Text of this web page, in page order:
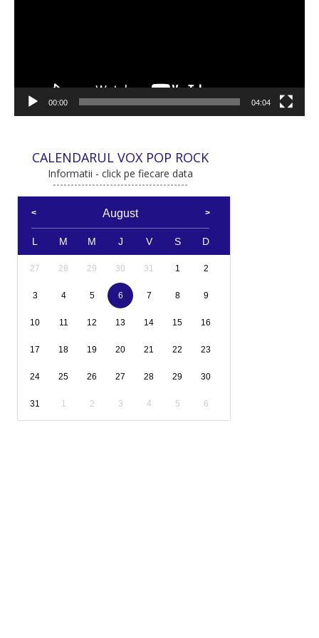
00:00 04:04
CALENDARUL VOX POP ROCK
Informatii - click pe fiecare data
August
L M M J V S D
27 28 29 30 31 1 2
3 4 5 6 7 8 9
10 11 12 13 14 15 16
17 18 19 20 21 22 23
24 25 26 27 28 29 30
31 1 2 3 4 5 6